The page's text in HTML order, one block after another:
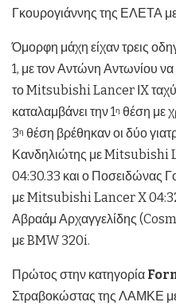
Γκουρογιάννης της ΕΛΕΤΑ
Όμορφη μάχη είχαν τρεις
1, με τον Αντώνη Αντωνίου να
το Mitsubishi Lancer ΙX
καταλαμβάνει την 1η θέση με
3η θέση βρέθηκαν οι δύο
Κανδηλιώτης με Mitsubishi
04:30.33 και ο Ποσειδώνας
με Mitsubishi Lancer X
Αβραάμ Αρχαγγελίδης
με BMW 320i.
Πρώτος στην κατηγορία
Στραβοκώστας της ΛΑΜΚΕ